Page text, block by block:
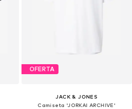
OFERTA
JACK & JONES
Camiseta 'JORKAI ARCHIVE'